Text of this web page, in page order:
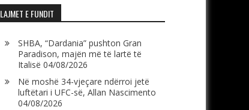
LAJMET E FUNDIT
SHBA, “Dardania” pushton Gran
Paradison, majën më të lartë të
Italisë 04/08/2026
Në moshë 34-vjeçare ndërroi jetë
luftëtari i UFC-së, Allan Nascimento
04/08/2026